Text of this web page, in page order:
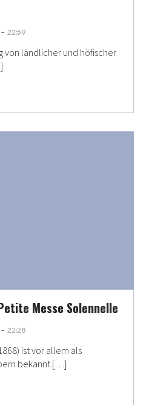
- 22:59
von ländlicher und höfischer
Messe Solennelle
- 22:28
ist vor allem als
bekannt.[…]